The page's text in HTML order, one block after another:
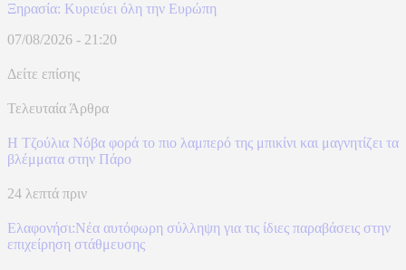
Ξηρασία: Κυριεύει όλη την Ευρώπη
07/08/2026 - 21:20
Δείτε επίσης
Τελευταία Άρθρα
Η Τζούλια Νόβα φορά το πιο λαμπερό της μπικίνι και μαγνητίζει τα
βλέμματα στην Πάρο
24 λεπτά πριν
Ελαφονήσι:Νέα αυτόφωρη σύλληψη για τις ίδιες παραβάσεις στην
επιχείρηση στάθμευσης